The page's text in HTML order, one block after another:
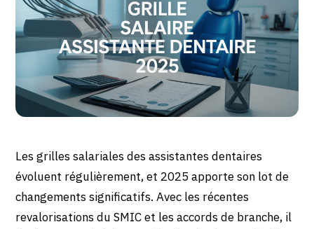
Les grilles salariales des assistantes dentaires
évoluent régulièrement, et 2025 apporte son lot de
changements significatifs. Avec les récentes
revalorisations du SMIC et les accords de branche, il